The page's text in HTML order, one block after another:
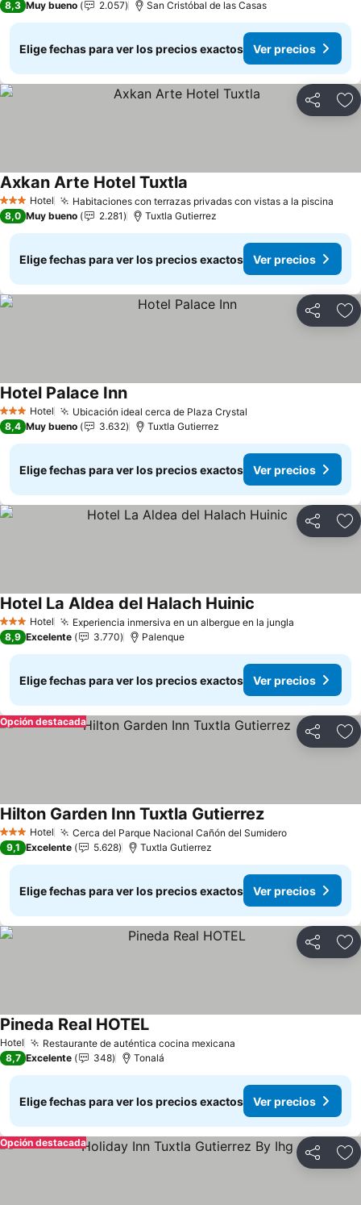
8,3 Muy bueno 2.057 San Cristóbal de las Casas
Elige fechas para ver los precios exactos Ver precios
Compartir
3 Estrellas
Hotel Habitaciones con terrazas privadas con vistas a la piscina
Axkan Arte Hotel Tuxtla
8,0 Muy bueno 2.281 Tuxtla Gutierrez
Elige fechas para ver los precios exactos Ver precios
Compartir
3 Estrellas
Hotel Ubicación ideal cerca de Plaza Crystal
Hotel Palace Inn
8,4 Muy bueno 3.632 Tuxtla Gutierrez
Elige fechas para ver los precios exactos Ver precios
Compartir
3 Estrellas
Hotel Experiencia inmersiva en un albergue en la jungla
Hotel La Aldea del Halach Huinic
8,9 Excelente 3.770 Palenque
Elige fechas para ver los precios exactos Ver precios
Compartir
Opción destacada
3 Estrellas
Hotel Cerca del Parque Nacional Cañón del Sumidero
Hilton Garden Inn Tuxtla Gutierrez
9,1 Excelente 5.628 Tuxtla Gutierrez
Elige fechas para ver los precios exactos Ver precios
Compartir
Hotel Restaurante de auténtica cocina mexicana
Pineda Real HOTEL
8,7 Excelente 348 Tonalá
Elige fechas para ver los precios exactos Ver precios
Compartir
Opción destacada